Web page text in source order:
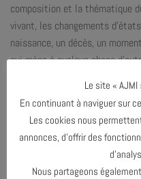
composition et la thématique
vivant, les changements
naissance, un décès, un
qui mène à quelque chose
des idées, mais j’ai amené la
Q: Est-ce qu’il y a eu des
Leïla Soldevila :En tant que
lorsque quelqu’un transcende
Le site «
En continuant à naviguer sur
Les cookies nous
annonces, d’offrir des
Nous partageons